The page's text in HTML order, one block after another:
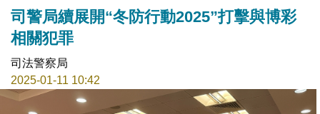
司警局續展開“冬防行動2025”打擊與博彩
相關犯罪
司法警察局
2025-01-11 10:42